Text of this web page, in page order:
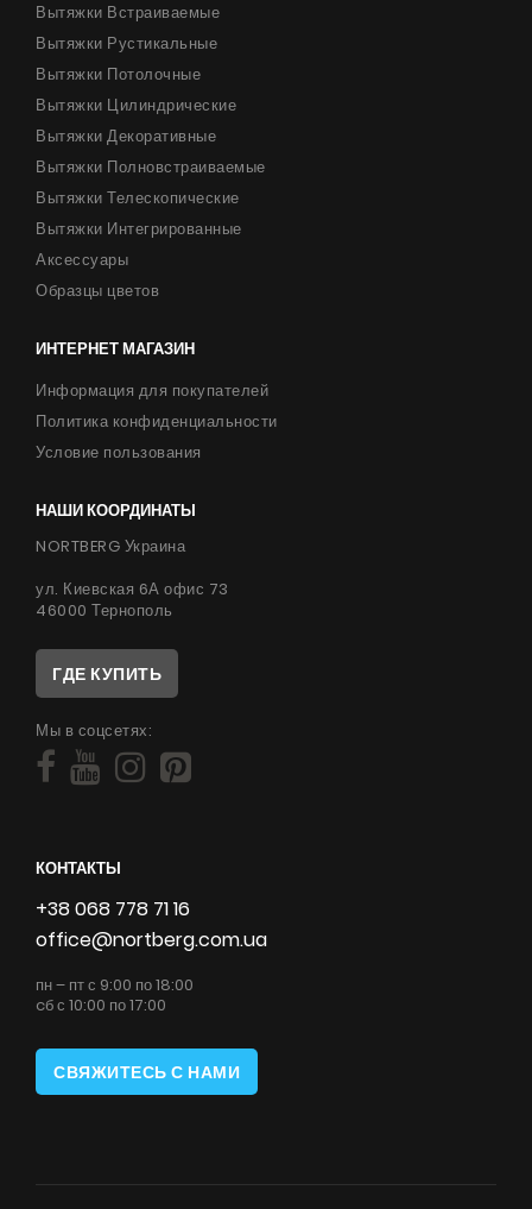
Вытяжки Встраиваемые
Вытяжки Рустикальные
Вытяжки Потолочные
Вытяжки Цилиндрические
Вытяжки Декоративные
Вытяжки Полновстраиваемые
Вытяжки Телескопические
Вытяжки Интегрированные
Аксессуары
Образцы цветов
ИНТЕРНЕТ МАГАЗИН
Информация для покупателей
Политика конфиденциальности
Условие пользования
НАШИ КООРДИНАТЫ
NORTBERG Украина
ул. Киевская 6А офис 73
46000 Тернополь
ГДЕ КУПИТЬ
Мы в соцсетях:
КОНТАКТЫ
+38 068 778 71 16
office@nortberg.com.ua
пн – пт с 9:00 по 18:00
cб с 10:00 по 17:00
СВЯЖИТЕСЬ С НАМИ